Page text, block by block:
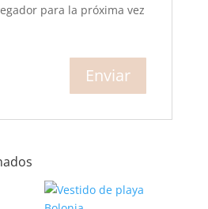
para la próxima vez